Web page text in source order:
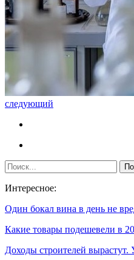
следующий
Интересное:
Один бокал вина в день не
Какие товары подешевели в
Доходы строителей вырастут.